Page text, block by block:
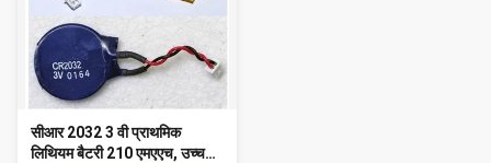
सीआर 2032 3 वी प्राथमिक
लिथियम बैटरी 210 एमएएच, उच्च